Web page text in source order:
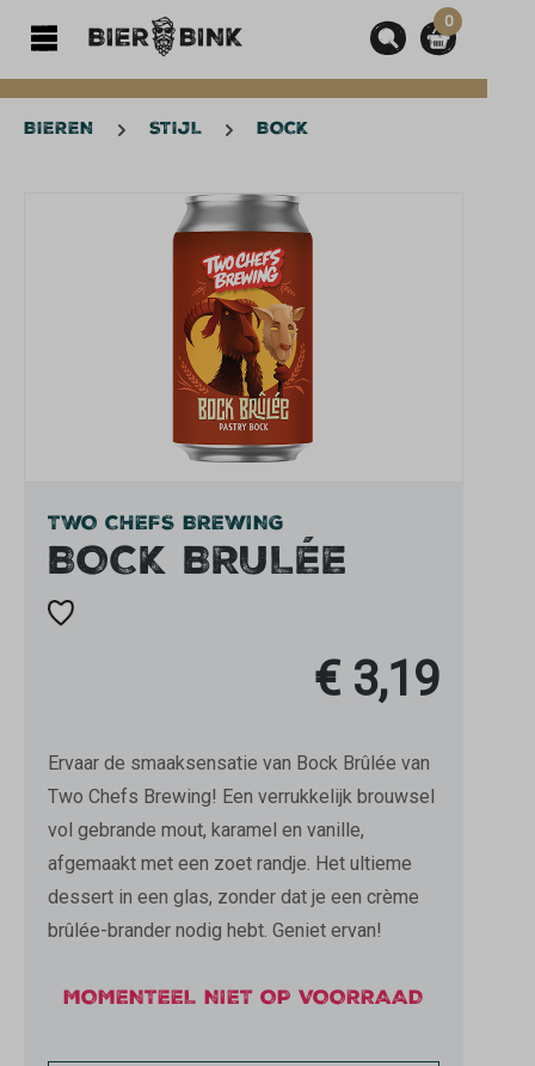
0
BIEREN STIJL BOCK
Afbeeldingengalerij overslaan
TWO CHEFS BREWING
BOCK BRULÉE
€ 3,19
Ervaar de smaaksensatie van Bock Brûlée van
Two Chefs Brewing! Een verrukkelijk brouwsel
vol gebrande mout, karamel en vanille,
afgemaakt met een zoet randje. Het ultieme
dessert in een glas, zonder dat je een crème
brûlée-brander nodig hebt. Geniet ervan!
MOMENTEEL NIET OP VOORRAAD